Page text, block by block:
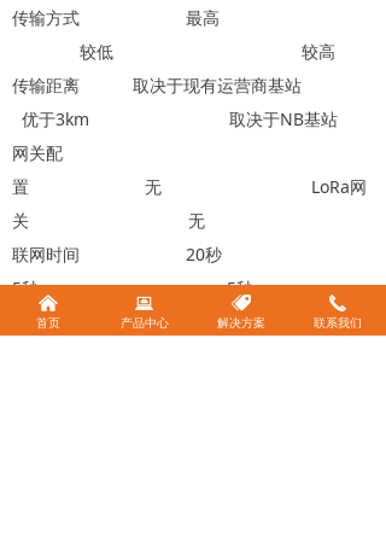
传输方式 最高
较低 较高
传输距离 取决于现有运营商基站
优于3km 取决于NB基站
网关配
置 无 LoRa网
关 无
联网时间 20秒
5秒 5秒
资 费 参考当地运营商资费标准
낀
首页
뀵
产品中心
뀄
解决方案
끅
联系我们